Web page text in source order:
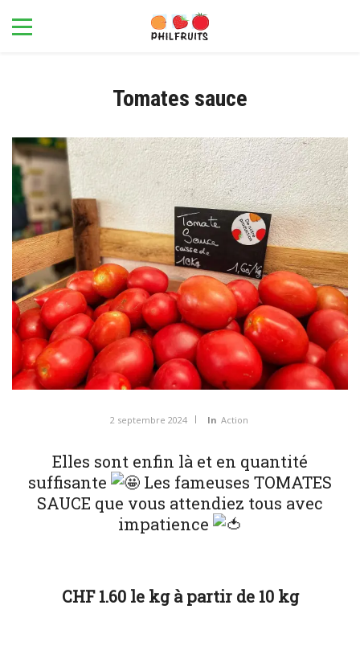
Tomates sauce
2 septembre 2024 In Action
Elles sont enfin là et en quantité
suffisante
Les fameuses TOMATES
SAUCE que vous attendiez tous avec
impatience
CHF 1.60 le kg à partir de 10 kg